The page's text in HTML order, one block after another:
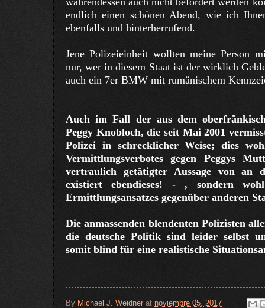
endlich einen schönen Abend, wie ich
ebenfalls und hinterherrufend.
Jene Polizeieinheit wollten meine Person
nur, wer in diesem Staat ist der wirklich
auch ein 7er BMW mit rumänischem
Auch im Fall der aus dem
Peggy Knobloch, die seit Mai 2001
Polizei in schrecklicher Weise; dies
Vermittlungsverbotes gegen Peggys
vertraulich getätigter Aussage von an
existiert ebendieses! - , sondern
Ermittlungsansatzes gegenüber anderen
Die anmassenden blendenten Polizisten
die deutsche Politik sind leider selbst
somit blind für eine realistische
By Michael J. Weidner at noviembre 05, 2017